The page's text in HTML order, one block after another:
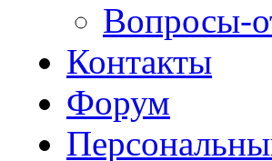
Вопросы-
Контакты
Форум